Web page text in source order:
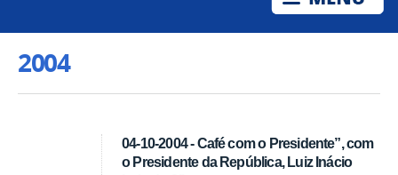
2004
04-10-2004 - Café com o Presidente”, com
o Presidente da República, Luiz Inácio